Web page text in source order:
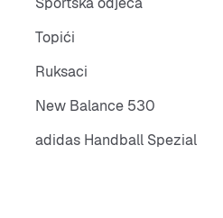
Topići
Ruksaci
New Balance 530
adidas Handball Spezial